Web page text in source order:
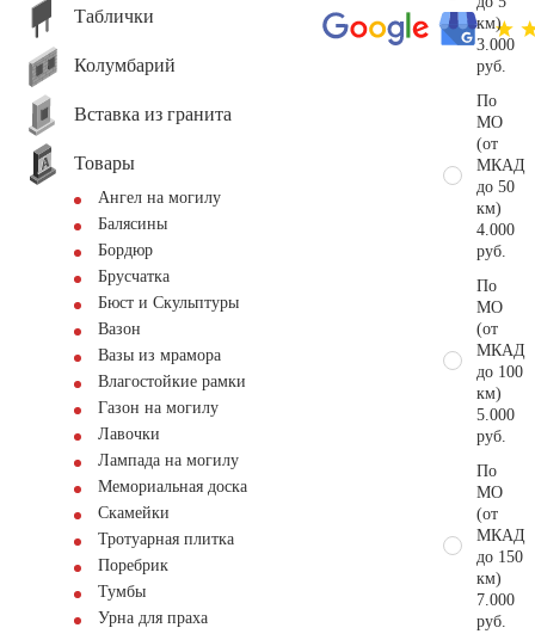
Таблички
Колумбарий
Вставка из гранита
Товары
Ангел на могилу
Балясины
Бордюр
Брусчатка
Бюст и Скульптуры
Вазон
Вазы из мрамора
Влагостойкие рамки
Газон на могилу
Лавочки
Лампада на могилу
Мемориальная доска
Скамейки
Тротуарная плитка
Поребрик
Тумбы
Урна для праха
км)
3.000
руб.
По
МО
(от
МКАД
до 50
км)
4.000
руб.
По
МО
(от
МКАД
до 100
км)
5.000
руб.
По
МО
(от
МКАД
до 150
км)
7.000
руб.